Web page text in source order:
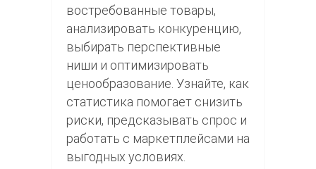
востребованные товары,
анализировать конкуренцию,
выбирать перспективные
ниши и оптимизировать
ценообразование. Узнайте, как
статистика помогает снизить
риски, предсказывать спрос и
работать с маркетплейсами на
выгодных условиях.